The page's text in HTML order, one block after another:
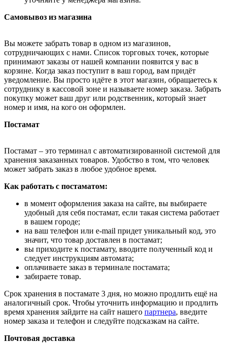
Самовывоз из магазина
Вы можете забрать товар в одном из магазинов,
сотрудничающих с нами. Список торговых точек, которые
принимают заказы от нашей компании появится у вас в
корзине. Когда заказ поступит в ваш город, вам придёт
уведомление. Вы просто идёте в этот магазин, обращаетесь к
сотруднику в кассовой зоне и называете номер заказа. Забрать
покупку может ваш друг или родственник, который знает
номер и имя, на кого он оформлен.
Постамат
Постамат – это терминал с автоматизированной системой для
хранения заказанных товаров. Удобство в том, что человек
может забрать заказ в любое удобное время.
Как работать с постаматом:
в момент оформления заказа на сайте, вы выбираете
удобный для себя постамат, если такая система работает
в вашем городе;
на ваш телефон или e-mail придет уникальный код, это
значит, что товар доставлен в постамат;
вы приходите к постамату, вводите полученный код и
следует инструкциям автомата;
оплачиваете заказ в терминале постамата;
забираете товар.
Срок хранения в постамате 3 дня, но можно продлить ещё на
аналогичный срок. Чтобы уточнить информацию и продлить
время хранения зайдите на сайт нашего партнера, введите
номер заказа и телефон и следуйте подсказкам на сайте.
Почтовая доставка